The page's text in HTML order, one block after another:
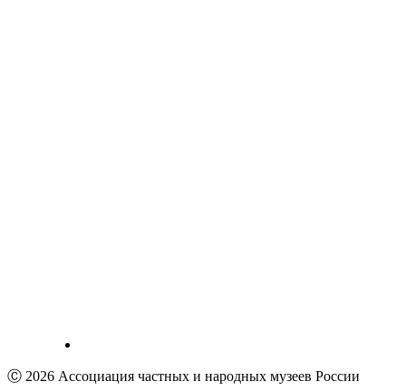
Ⓒ 2026 Ассоциация частных и народных музеев России